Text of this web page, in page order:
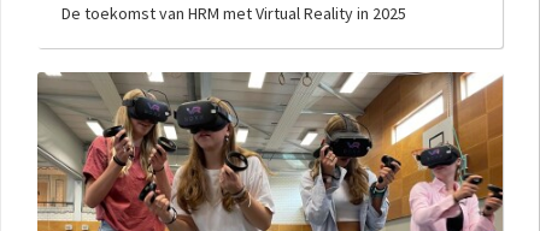
De toekomst van HRM met Virtual Reality in 2025